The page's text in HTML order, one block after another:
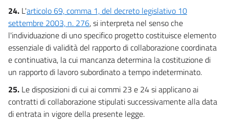
24. L'articolo 69, comma 1, del decreto legislativo 10
settembre 2003, n. 276, si interpreta nel senso che
l'individuazione di uno specifico progetto costituisce elemento
essenziale di validità del rapporto di collaborazione coordinata
e continuativa, la cui mancanza determina la costituzione di
un rapporto di lavoro subordinato a tempo indeterminato.
25. Le disposizioni di cui ai commi 23 e 24 si applicano ai
contratti di collaborazione stipulati successivamente alla data
di entrata in vigore della presente legge.